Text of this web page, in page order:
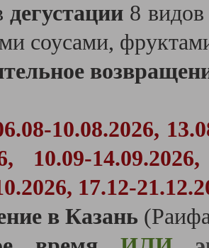
дегустации 8
соусами,
10.08.2026,
10.09-
17.12-
в Казань